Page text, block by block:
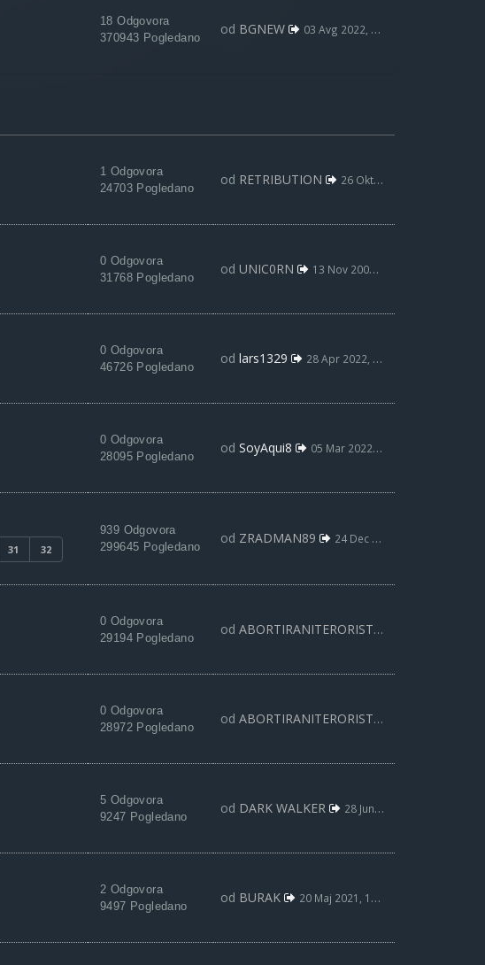
18 Odgovora
370943 Pogledano
od BGNEW 03 Avg 2022, 09:59
1 Odgovora
24703 Pogledano
od RETRIBUTION 26 Okt 2017, 19:15
0 Odgovora
31768 Pogledano
od UNIC0RN 13 Nov 2007, 19:22
0 Odgovora
46726 Pogledano
od lars1329 28 Apr 2022, 13:26
0 Odgovora
28095 Pogledano
od SoyAqui8 05 Mar 2022, 21:50
31 32
939 Odgovora
299645 Pogledano
od ZRADMAN89 24 Dec 2021, 12:37
0 Odgovora
29194 Pogledano
od ABORTIRANITERORISTA
0 Odgovora
28972 Pogledano
od ABORTIRANITERORISTA
5 Odgovora
9247 Pogledano
od DARK WALKER 28 Jun 2021, 15:07
2 Odgovora
9497 Pogledano
od BURAK 20 Maj 2021, 19:07